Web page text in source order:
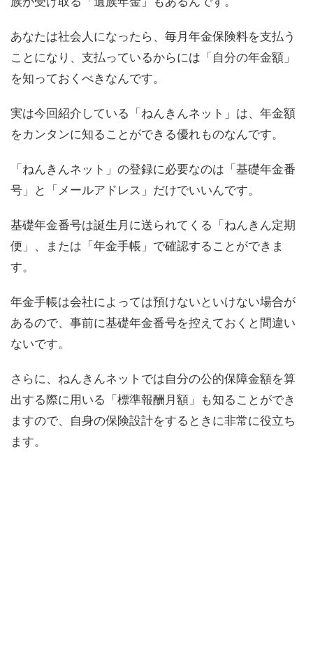
あなたは社会人になったら、毎月年金保険料を支払う
ことになり、支払っているからには「自分の年金額」
を知っておくべきなんです。
実は今回紹介している「ねんきんネット」は、年金額
をカンタンに知ることができる優れものなんです。
「ねんきんネット」の登録に必要なのは「基礎年金番
号」と「メールアドレス」だけでいいんです。
基礎年金番号は誕生月に送られてくる「ねんきん定期
便」、または「年金手帳」で確認することができま
す。
年金手帳は会社によっては預けないといけない場合が
あるので、事前に基礎年金番号を控えておくと間違い
ないです。
さらに、ねんきんネットでは自分の公的保障金額を算
出する際に用いる「標準報酬月額」も知ることができ
ますので、自身の保険設計をするときに非常に役立ち
ます。